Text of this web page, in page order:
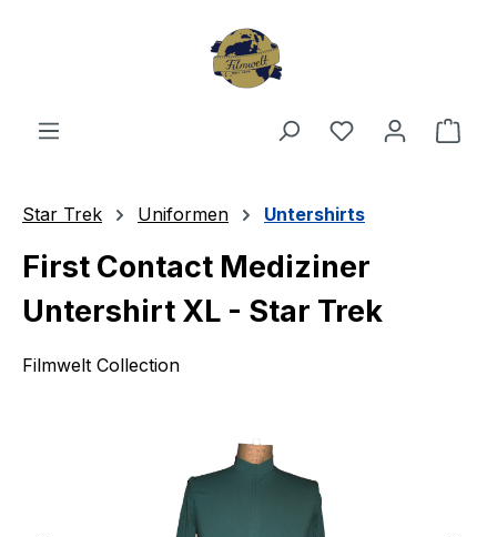
Du hast 0
Star Trek Uniformen Untershirts
First Contact Mediziner
Untershirt XL - Star Trek
Filmwelt Collection